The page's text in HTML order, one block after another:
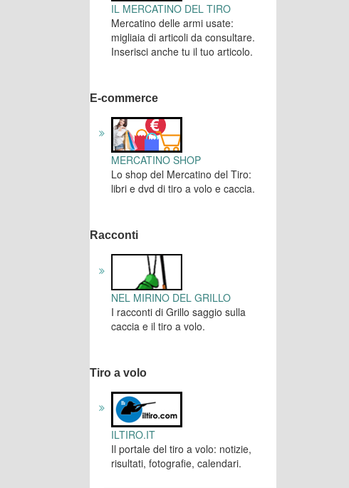
IL MERCATINO DEL TIRO
Mercatino delle armi usate:
migliaia di articoli da consultare.
Inserisci anche tu il tuo articolo.
E-commerce
MERCATINO SHOP
Lo shop del Mercatino del Tiro:
libri e dvd di tiro a volo e caccia.
Racconti
NEL MIRINO DEL GRILLO
I racconti di Grillo saggio sulla
caccia e il tiro a volo.
Tiro a volo
ILTIRO.IT
Il portale del tiro a volo: notizie,
risultati, fotografie, calendari.